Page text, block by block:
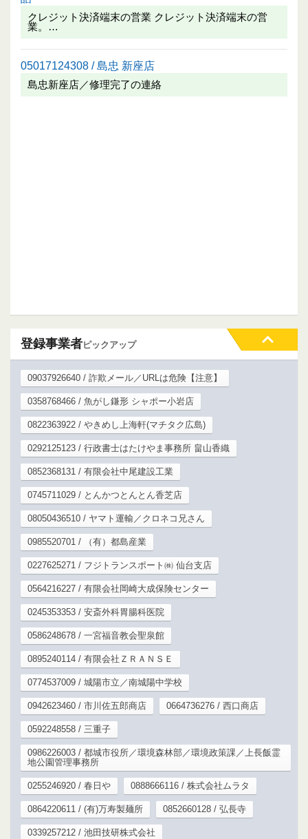
クレジット決済端末の営業 クレジット決済端末の営
業。…
05017124308 / 島忠 新座店
島忠新座店／修理完了の連絡
登録事業者ピックアップ
09037926640 / 詐欺メール／URLは危険【注意】
0358768466 / 魚がし鎌形 シャポー小岩店
0822363922 / やきめし上海軒(マチタク広島)
0292125123 / 行政書士はたけやま事務所 畠山香織
0852368131 / 有限会社中尾建設工業
0745711029 / とんかつとんとん香芝店
08050436510 / ヤマト運輸／クロネコ兄さん
0985520701 / （有）都島産業
0227625271 / フジトランスポート㈱ 仙台支店
0564216227 / 有限会社岡崎大成保険センター
0245353353 / 安斎外科胃腸科医院
0586248678 / 一宮福音教会聖泉館
0895240114 / 有限会社ＺＲＡＮＳＥ
0774537009 / 城陽市立／南城陽中学校
0942623460 / 市川佐五郎商店 0664736276 / 西口商店
0592248558 / 三重子
0986226003 / 都城市役所／環境森林部／環境政策課／上長飯霊
地公園管理事務所
0255246920 / 春日や 0888666116 / 株式会社ムラタ
0864220611 / (有)万寿製麺所 0852660128 / 弘長寺
0339257212 / 池田技研株式会社